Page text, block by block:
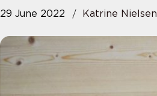
29 June 2022 Katrine Nielsen